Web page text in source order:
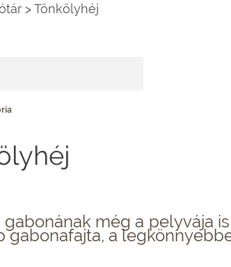
>Tönkölyhéj
gabonának még a pelyvája
gabonafajta, a